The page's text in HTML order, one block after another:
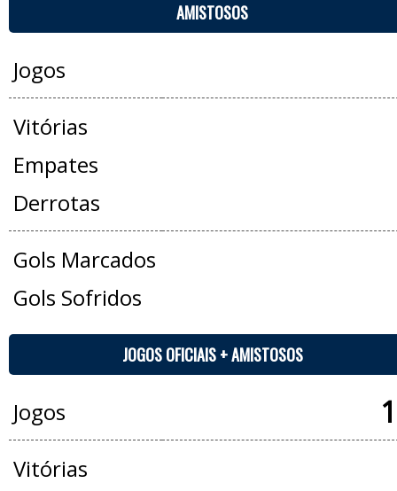
AMISTOSOS
Jogos
Vitórias
Empates
Derrotas
Gols Marcados
Gols Sofridos
JOGOS OFICIAIS + AMISTOSOS
Jogos
Vitórias